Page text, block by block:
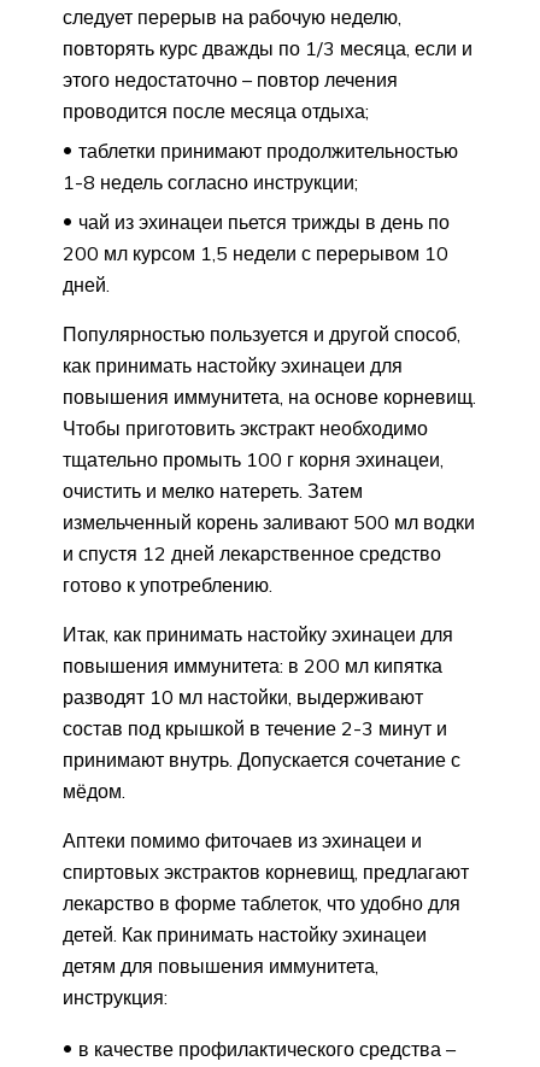
следует перерыв на рабочую неделю,
повторять курс дважды по 1/3 месяца, если и
этого недостаточно – повтор лечения
проводится после месяца отдыха;
таблетки принимают продолжительностью
1-8 недель согласно инструкции;
чай из эхинацеи пьется трижды в день по
200 мл курсом 1,5 недели с перерывом 10
дней.
Популярностью пользуется и другой способ,
как принимать настойку эхинацеи для
повышения иммунитета, на основе корневищ.
Чтобы приготовить экстракт необходимо
тщательно промыть 100 г корня эхинацеи,
очистить и мелко натереть. Затем
измельченный корень заливают 500 мл водки
и спустя 12 дней лекарственное средство
готово к употреблению.
Итак, как принимать настойку эхинацеи для
повышения иммунитета: в 200 мл кипятка
разводят 10 мл настойки, выдерживают
состав под крышкой в течение 2-3 минут и
принимают внутрь. Допускается сочетание с
мёдом.
Аптеки помимо фиточаев из эхинацеи и
спиртовых экстрактов корневищ, предлагают
лекарство в форме таблеток, что удобно для
детей. Как принимать настойку эхинацеи
детям для повышения иммунитета,
инструкция:
в качестве профилактического средства –